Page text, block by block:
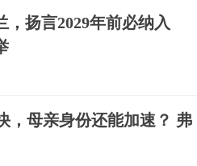
扬言2029年前必纳入
，母亲身份还能加速？ 弗